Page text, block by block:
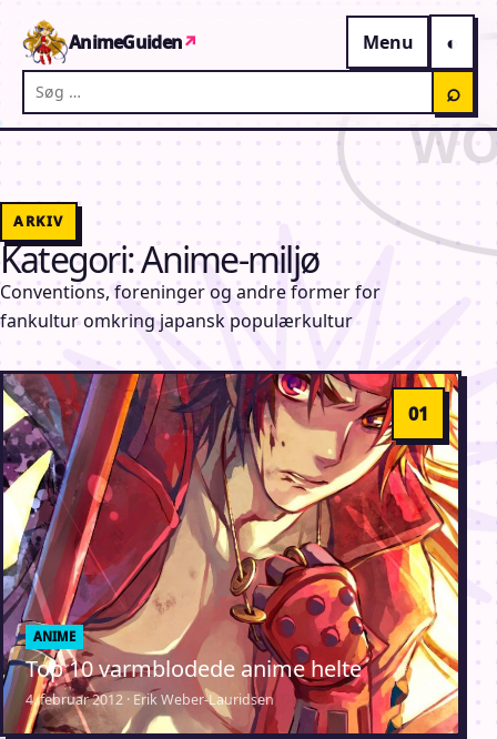
AnimeGuiden↗
Menu
Søg på AnimeGuiden
⌕
ARKIV
Kategori:Anime-miljø
Conventions, foreninger og andre former for
fankultur omkring japansk populærkultur
ANIME
Top 10 varmblodede anime helte
4. februar 2012 · Erik Weber-Lauridsen